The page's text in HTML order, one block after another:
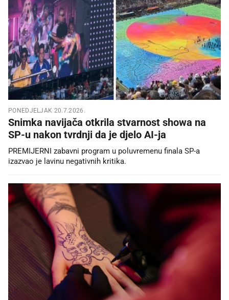
PONEDJELJAK 20.7.2026.
Snimka navijača otkrila stvarnost showa na
SP-u nakon tvrdnji da je djelo AI-ja
PREMIJERNI zabavni program u poluvremenu finala SP-a
izazvao je lavinu negativnih kritika.